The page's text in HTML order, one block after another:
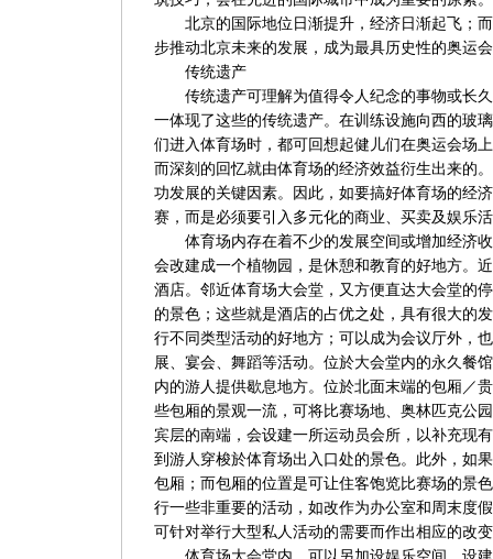
北京的国际地位日渐提升，经济日渐起飞；而
步推动北京未来的发展，成为最具历史性的奥运
传统遗产
传统遗产可理解为值得令人纪念的事物或长久
一体现了这些的传统遗产。在训练设施向西的玻
们进入体育场时，都可回想起健儿们在奥运会场
而深刻的回忆就由体育场的经济效益衍生出来的
功发展的关键因素。因此，如要搞好体育场的经
赛，而是必须要引入多元化的商业、买卖及娱乐
体育场内存在着不少的发展空间或增加经济收
会改建成一个植物园，是休憩和教育的好地方。
酒店。邻近体育场大会堂，又方便直达大会堂的
的景色；这些就是酒店的占优之处，具有很大的
行不同类型活动的好地方；可以成为会议厅外，
展、宴会、舞蹈等活动。位於大会堂内的永久餐
内的游人提供歇息地方。位於北面末端的包厢／
些包厢的景观一流，可将比赛场地、奥林匹克公
宾层的南端，会设建一所运动员会所，以补充现
到游人穿梭於体育场出入口处的景色。此外，如
包厢；而包厢的位置是可让住客饱览比赛场的景
行一些非重要的活动，如改作为办公室和周末度
可针对举行大型私人活动的需要而作出相应的改